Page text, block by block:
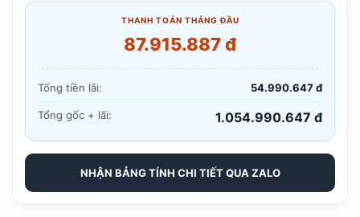
THANH TOÁN THÁNG ĐẦU
87.915.887 đ
Tổng tiền lãi: 54.990.647 đ
Tổng gốc + lãi: 1.054.990.647 đ
NHẬN BẢNG TÍNH CHI TIẾT QUA ZALO